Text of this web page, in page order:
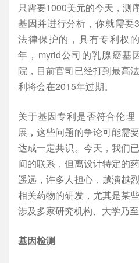
只需要1000美元的今天，测
基因并进行分析，你就需要
法律保护的，具有专利权
年，myrid公司的乳腺癌基
院，目前官司已经打到最高
利将会在2015年过期。
关于基因专利是否符合伦
展，这些问题的争论可能需
达成一定共识。今天，我们
间的联系，但离设计特定的
遥远，许多人担心，越演越
相关药物的研发，尤其是某
涉及多家研究机构、大学乃至
基因检测